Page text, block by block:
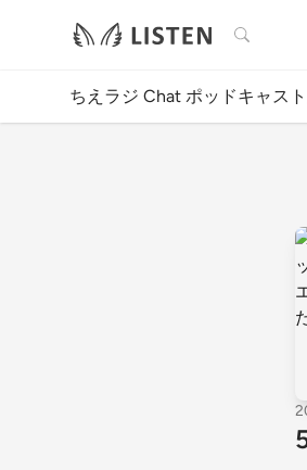
検索
ちえラジ Chat ポッドキャス